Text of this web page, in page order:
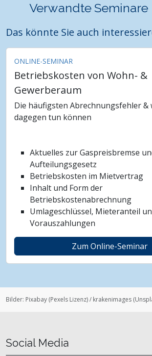
Verwandte Seminare
Das könnte Sie auch
ONLINE-SEMINAR
Betriebskosten von Wohn- &
Gewerberaum
Die häufigsten Abrechnungsfehler &
dagegen tun können
Aktuelles zur Gaspreisbremse
Aufteilungsgesetz
Betriebskosten im Mietvertrag
Inhalt und Form der
Betriebskostenabrechnung
Umlageschlüssel, Mieteranteil
Vorauszahlungen
Zum Online-Seminar
Bilder: Pixabay (Pexels Lizenz)/ krakenimages (
Social Media